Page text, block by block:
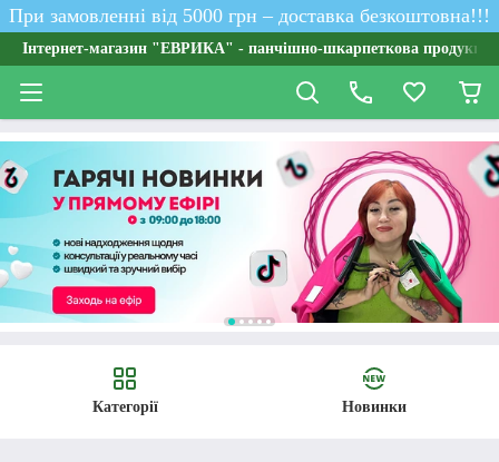
При замовленні від 5000 грн – доставка безкоштовна!!!
Інтернет-магазин "ЕВРИКА" - панчішно-шкарпеткова продукція
Категорії Новинки